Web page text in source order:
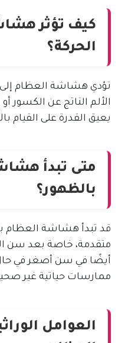
كيف تؤثر
الحركة؟
تؤدي هشاشة العظام
الألم الناتج عن الكسور
يعيق القدرة على القيام
متى تبدأ
بالظهور؟
قد تبدأ هشاشة العظام
متقدمة، خاصة بعد سن
أيضًا في سن أصغر في حال
ممارسات حياتية غير
العوامل